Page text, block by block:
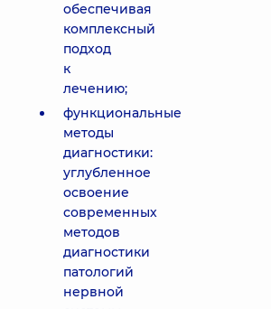
обеспечивая
комплексный
подход
к
лечению;
функциональные
методы
диагностики:
углубленное
освоение
современных
методов
диагностики
патологий
нервной